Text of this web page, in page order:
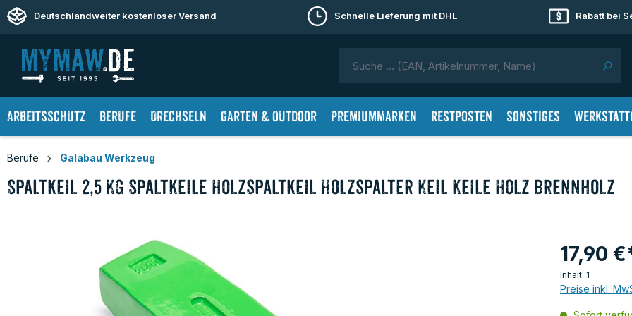
Zur Hauptnavigation springen
Deutschlandweiter kostenloser Versand Schnelle Lieferung mit DHL Rabatt bei
Arbeitsschutz Berufe Drechseln Garten & Outdoor Premiummarken Restposten Sonstiges
Berufe Galabau Werkzeug
Spaltkeil 2,5 Kg Spaltkeile Holzspaltkeil Holzspalter Keil Keile Holz Brennholz
17,90
Inhalt: 1
Preise inkl.